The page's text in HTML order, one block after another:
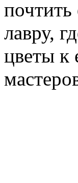
лавру,
цветы к